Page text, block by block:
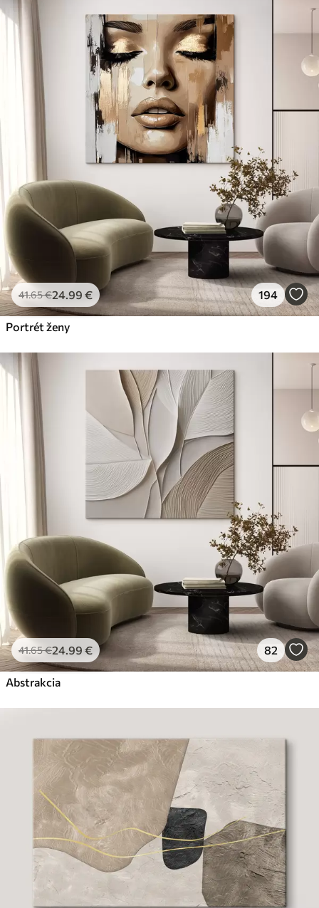
41.65€24.99 € 194
Portrét ženy
41.65€24.99 € 82
Abstrakcia